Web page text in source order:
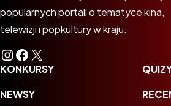
popularnych portali o tematyce kina,
telewizji i popkultury w kraju.
Instagram
Facebook
X
KONKURSY
NEWSY